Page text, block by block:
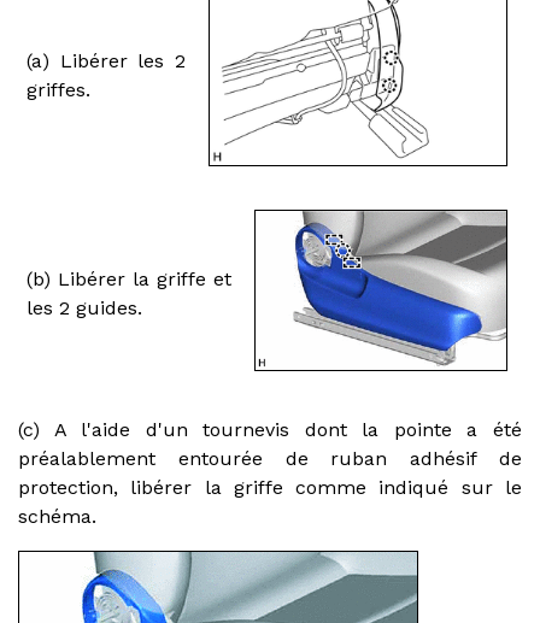
(a) Libérer les 2
griffes.
(b) Libérer la griffe et
les 2 guides.
(c) A l'aide d'un tournevis dont la pointe a été
préalablement entourée de ruban adhésif de
protection, libérer la griffe comme indiqué sur le
schéma.